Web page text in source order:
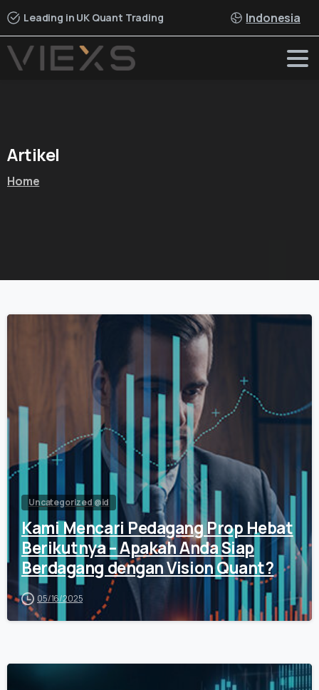
Leading in UK Quant Trading Indonesia
Artikel
Home
Uncategorized @id
Kami Mencari Pedagang Prop Hebat
Berikutnya – Apakah Anda Siap
Berdagang dengan Vision Quant?
05/16/2025